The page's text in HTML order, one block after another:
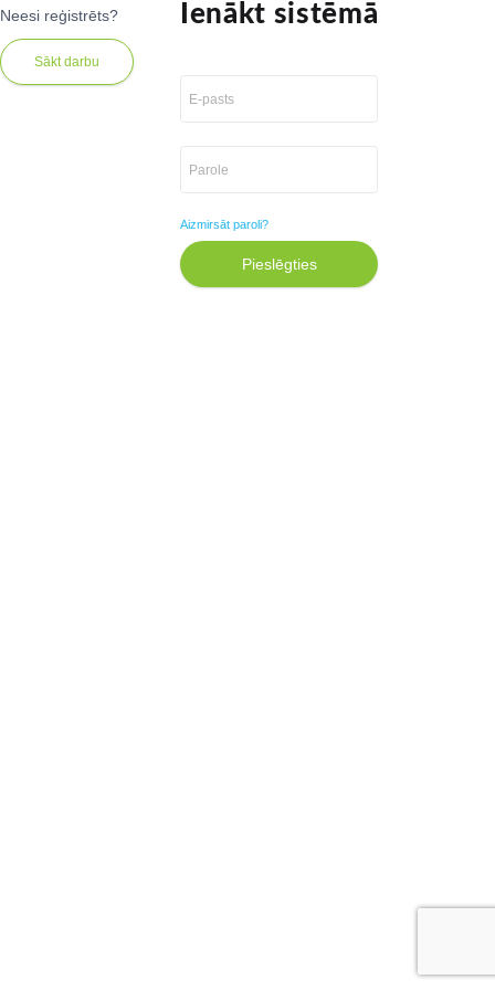
Neesi reģistrēts?
Sākt darbu
Ienākt sistēmā
Aizmirsāt paroli?
Pieslēgties